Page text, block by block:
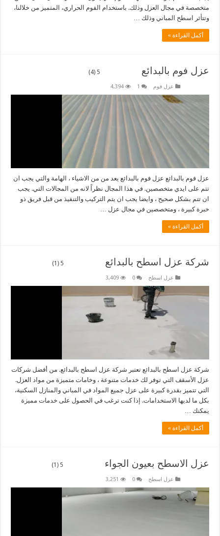
متخصصة في مجال العزل وذلك. باستخدام الفوم الحراري، المتميز من خلالنا،
وتتأثر اسطح المباني وذلك …
أكمل القراءة »
عزل فوم بالبدائع 5 (4)
عزل فوم 1
4,394
عزل فوم بالبدائع عزل فوم بالبدائع يعد من من الاشياء ، الهامة والتي يجب ان
تتم على ايدي متخصصين. في هذا المجال نظراً لانه من المجالات التي. يجب
ان تتم بشكل صحيح ، وايضا يجب ان يتم التركيب والتنفيذ من قبل فريق ذو
خبرة كبيرة ، ومتخصصين في مجال عزل …
أكمل القراءة »
شركة عزل اسطح بالبدائع 5 (1)
عزل اسطح 0
3,409
شركة عزل اسطح بالبدائع تعتبر شركة عزل اسطح بالبدائع. من أفضل شركات
عزل الأسقف التي توفر لك خدمات متنوعة ، وخامات متميزة من مواد العزل.
التي تتميز بقدرة كبيرة على عزل جميع المواد في المباني والمنازل السكنية،
بكل ما لديها الاستخدامات. إذا كنت ترغب في الحصول على خدمات مميزة
يمكنك …
أكمل القراءة »
عزل الاسطح بعيون الجواء 5 (1)
عزل اسطح 0
3,251